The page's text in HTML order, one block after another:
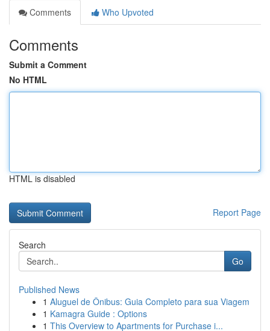
Comments
Who Upvoted
Comments
Submit a Comment
No HTML
HTML is disabled
Report Page
Search
Go
Published News
1 Aluguel de Ônibus: Guia Completo para sua Viagem
1 Kamagra Guide : Options
1 This Overview to Apartments for Purchase i...